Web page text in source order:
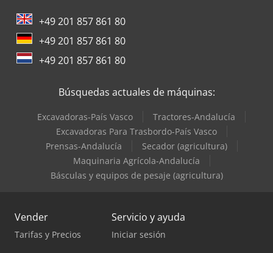
+49 201 857 861 80
+49 201 857 861 80
+49 201 857 861 80
Búsquedas actuales de máquinas:
Excavadoras-País Vasco
Tractores-Andalucía
Excavadoras Para Trasbordo-País Vasco
Prensas-Andalucía
Secador (agricultura)
Maquinaria Agrícola-Andalucía
Básculas y equipos de pesaje (agricultura)
Vender
Tarifas y Precios
Servicio y ayuda
Iniciar sesión